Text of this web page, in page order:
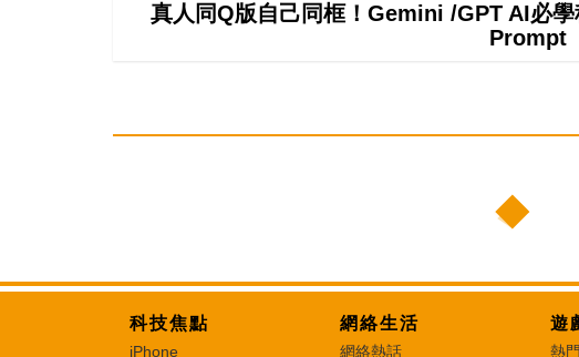
真人同Q版自己同框！Gemini /GPT AI必
Prompt
科技焦點
iPhone
網絡生活
網絡熱話
遊
熱